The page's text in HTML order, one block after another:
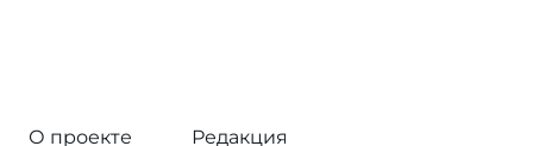
О проекте
Редакция